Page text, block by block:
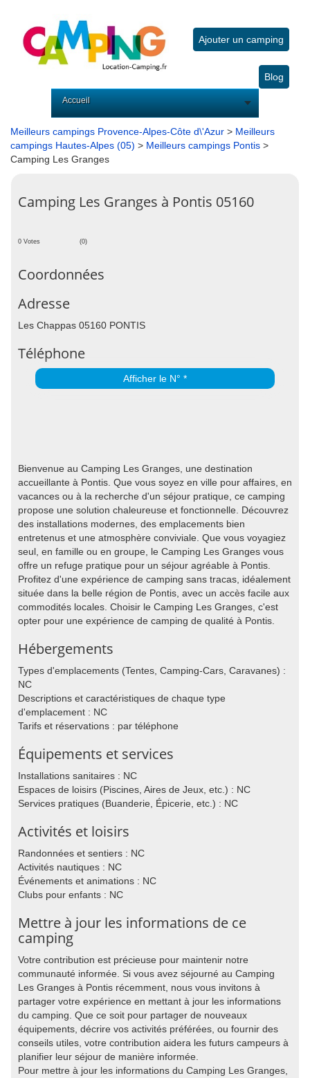
Ajouter un camping
Blog
Accueil
Meilleurs campings Provence-Alpes-Côte d\'Azur > Meilleurs
campings Hautes-Alpes (05) > Meilleurs campings Pontis >
Camping Les Granges
Camping Les Granges à Pontis 05160
0 Votes (0)
Coordonnées
Adresse
Les Chappas 05160 PONTIS
Téléphone
Afficher le N° *
Bienvenue au Camping Les Granges, une destination
accueillante à Pontis. Que vous soyez en ville pour affaires, en
vacances ou à la recherche d'un séjour pratique, ce camping
propose une solution chaleureuse et fonctionnelle. Découvrez
des installations modernes, des emplacements bien
entretenus et une atmosphère conviviale. Que vous voyagiez
seul, en famille ou en groupe, le Camping Les Granges vous
offre un refuge pratique pour un séjour agréable à Pontis.
Profitez d'une expérience de camping sans tracas, idéalement
située dans la belle région de Pontis, avec un accès facile aux
commodités locales. Choisir le Camping Les Granges, c'est
opter pour une expérience de camping de qualité à Pontis.
Hébergements
Types d'emplacements (Tentes, Camping-Cars, Caravanes) :
NC
Descriptions et caractéristiques de chaque type
d'emplacement : NC
Tarifs et réservations : par téléphone
Équipements et services
Installations sanitaires : NC
Espaces de loisirs (Piscines, Aires de Jeux, etc.) : NC
Services pratiques (Buanderie, Épicerie, etc.) : NC
Activités et loisirs
Randonnées et sentiers : NC
Activités nautiques : NC
Événements et animations : NC
Clubs pour enfants : NC
Mettre à jour les informations de ce
camping
Votre contribution est précieuse pour maintenir notre
communauté informée. Si vous avez séjourné au Camping
Les Granges à Pontis récemment, nous vous invitons à
partager votre expérience en mettant à jour les informations
du camping. Que ce soit pour partager de nouveaux
équipements, décrire vos activités préférées, ou fournir des
conseils utiles, votre contribution aidera les futurs campeurs à
planifier leur séjour de manière informée.
Pour mettre à jour les informations du Camping Les Granges,